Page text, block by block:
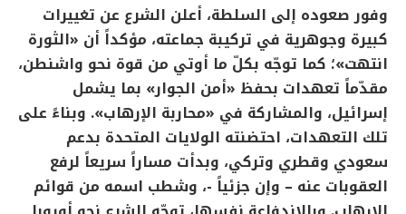
وفور صعوده إلى السلطة، أعلن الشرع عن تغييرات
كبيرة وجوهرية في تركيبة جماعته، مؤكداً أن «الثورة
انتهت»؛ كما توجّه بكلّ ما أوتي من قوة نحو واشنطن،
مقدّماً تعهدات بحفظ «أمن الجوار» بما يشمل
إسرائيل، والمشاركة في «محاربة الإرهاب». وبناءً على
تلك التعهدات، احتضنته الولايات المتحدة بدعم
سعودي وقطري وتركي، وبدأت مساراً سريعاً لرفع
العقوبات عنه – وإن جزئياً -، وشطب اسمه من قوائم